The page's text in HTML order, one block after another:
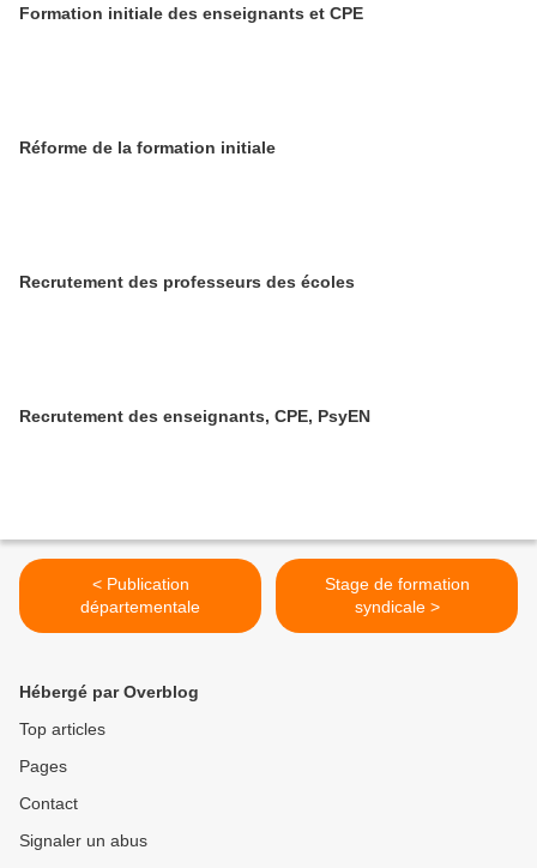
Formation initiale des enseignants et CPE
Réforme de la formation initiale
Recrutement des professeurs des écoles
Recrutement des enseignants, CPE, PsyEN
< Publication
départementale
Stage de formation
syndicale >
Hébergé par Overblog
Top articles
Pages
Contact
Signaler un abus